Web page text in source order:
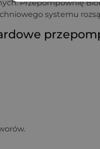
Przepompownię
systemu